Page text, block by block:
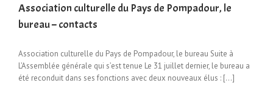
Association culturelle du Pays de Pompadour, le
bureau – contacts
Association culturelle du Pays de Pompadour, le bureau Suite à
L’Assemblée générale qui s’est tenue Le 31 juillet dernier, le bureau a
été reconduit dans ses fonctions avec deux nouveaux élus : […]